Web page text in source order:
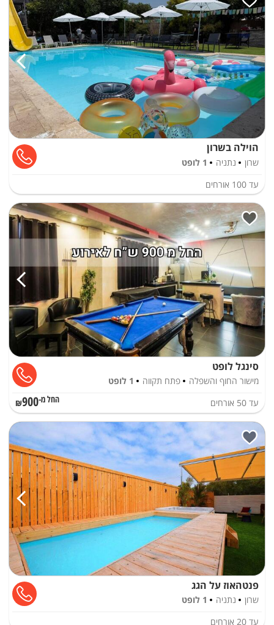
הוילה בשרון
שרון נתניה
1 לופט
עד 100 אורחים
סינגל לופט
מישור החוף והשפלה פתח תקווה
1 לופט
עד 50 אורחים החל מ-₪900
פנטהאוז על הגג
שרון נתניה
1 לופט
עד 20 אורחים